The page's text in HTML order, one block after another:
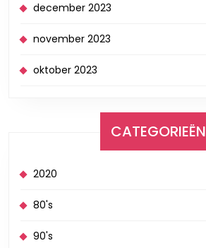
december 2023
november 2023
oktober 2023
CATEGORIEËN
2020
80's
90's